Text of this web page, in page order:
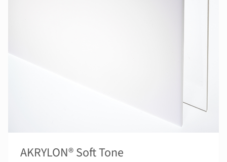
AKRYLON® Soft Tone